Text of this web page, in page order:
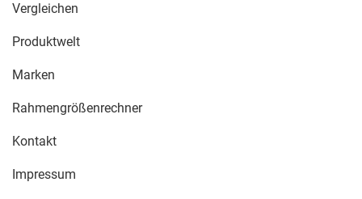
Vergleichen
Produktwelt
Marken
Rahmengrößenrechner
Kontakt
Impressum